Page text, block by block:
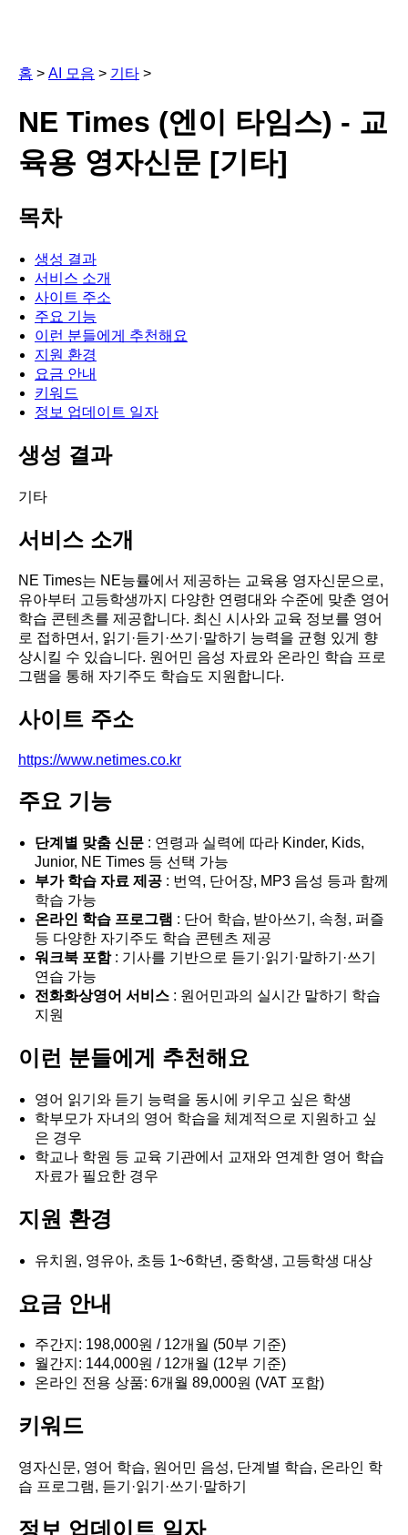
홈 > AI 모음 > 기타 >
NE Times (엔이 타임스) - 교
육용 영자신문 [기타]
목차
생성 결과
서비스 소개
사이트 주소
주요 기능
이런 분들에게 추천해요
지원 환경
요금 안내
키워드
정보 업데이트 일자
생성 결과
기타
서비스 소개
NE Times는 NE능률에서 제공하는 교육용 영자신문으로,
유아부터 고등학생까지 다양한 연령대와 수준에 맞춘 영어
학습 콘텐츠를 제공합니다. 최신 시사와 교육 정보를 영어
로 접하면서, 읽기·듣기·쓰기·말하기 능력을 균형 있게 향
상시킬 수 있습니다. 원어민 음성 자료와 온라인 학습 프로
그램을 통해 자기주도 학습도 지원합니다.
사이트 주소
https://www.netimes.co.kr
주요 기능
단계별 맞춤 신문 : 연령과 실력에 따라 Kinder, Kids,
Junior, NE Times 등 선택 가능
부가 학습 자료 제공 : 번역, 단어장, MP3 음성 등과 함께
학습 가능
온라인 학습 프로그램 : 단어 학습, 받아쓰기, 속청, 퍼즐
등 다양한 자기주도 학습 콘텐츠 제공
워크북 포함: 기사를 기반으로 듣기·읽기·말하기·쓰기
연습 가능
전화화상영어 서비스 : 원어민과의 실시간 말하기 학습
지원
이런 분들에게 추천해요
영어 읽기와 듣기 능력을 동시에 키우고 싶은 학생
학부모가 자녀의 영어 학습을 체계적으로 지원하고 싶
은 경우
학교나 학원 등 교육 기관에서 교재와 연계한 영어 학습
자료가 필요한 경우
지원 환경
유치원, 영유아, 초등 1~6학년, 중학생, 고등학생 대상
요금 안내
주간지: 198,000원 / 12개월 (50부 기준)
월간지: 144,000원 / 12개월 (12부 기준)
온라인 전용 상품: 6개월 89,000원 (VAT 포함)
키워드
영자신문, 영어 학습, 원어민 음성, 단계별 학습, 온라인 학
습 프로그램, 듣기·읽기·쓰기·말하기
정보 업데이트 일자